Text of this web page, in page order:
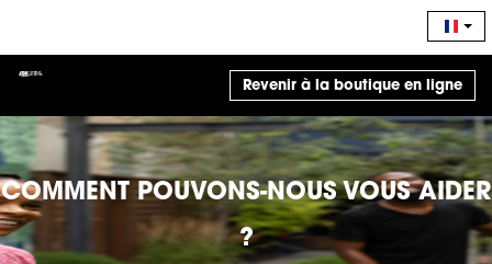
Revenir à la boutique en ligne
COMMENT POUVONS-NOUS VOUS AIDER
?